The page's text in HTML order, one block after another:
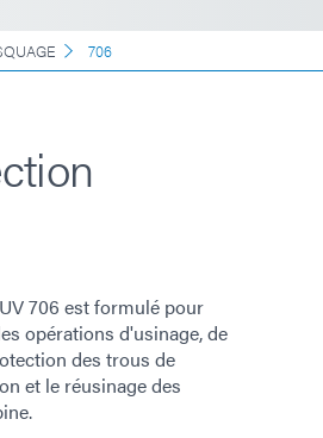
706
706 est formulé pour
opérations d'usinage, de
des trous de
et le réusinage des